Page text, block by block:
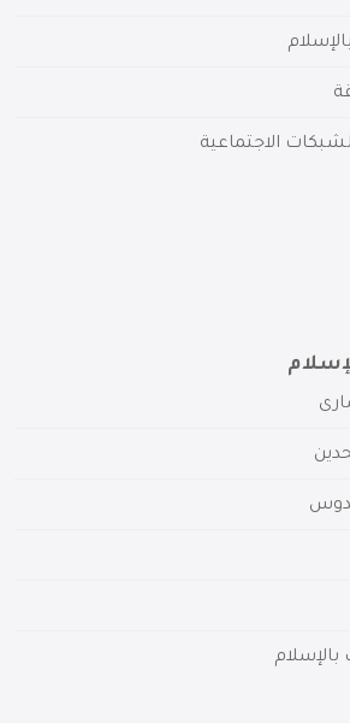
الاجتماعية
بالإسلام